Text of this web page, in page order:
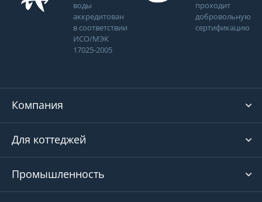
воды
аккредитован
в соответствии
ИСО/МЭК
17025-2005
проходит
добровольную
сертификацию
Компания
Для коттеджей
Промышленность